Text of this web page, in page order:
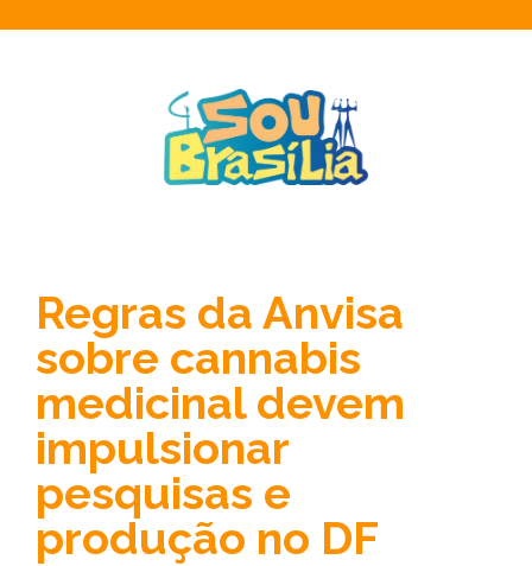
Regras da Anvisa
sobre cannabis
medicinal devem
impulsionar
pesquisas e
produção no DF